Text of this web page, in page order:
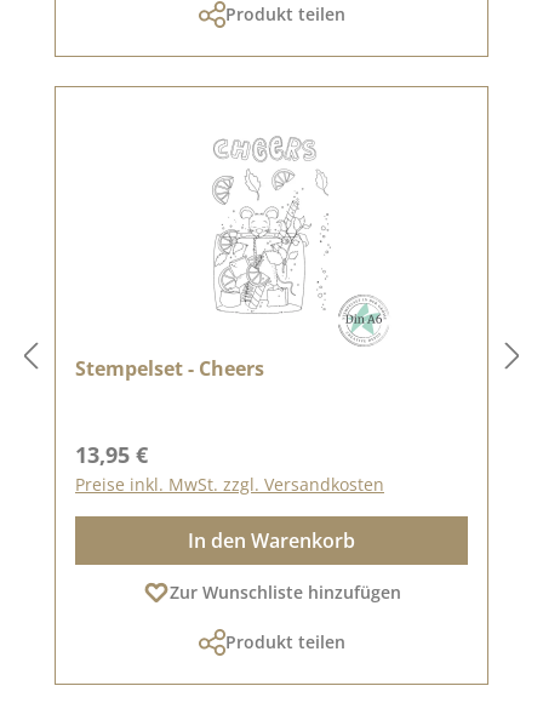
Produkt teilen
Stempelset - Cheers
Regulärer Preis:
13,95 €
Preise inkl. MwSt. zzgl. Versandkosten
In den Warenkorb
Zur Wunschliste hinzufügen
Produkt teilen